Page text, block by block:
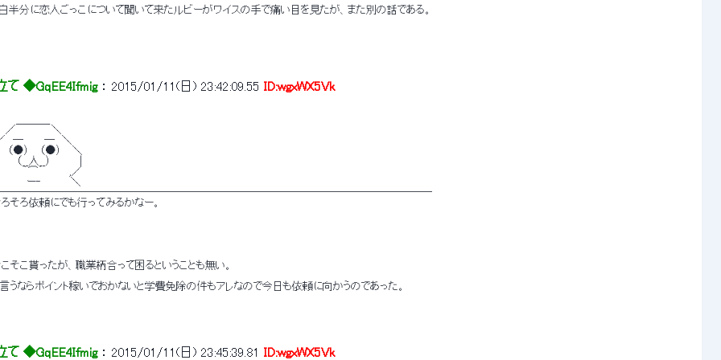
半分に恋人ごっこについて聞いて来たルビーがワイスの手で痛い目を見たが、また別の話である。
て ◆GqEE4Ifmig ： 2015/01/11(日) 23:42:09.55 ID:wgxWX5Vk
　＼
─　＼
（●） 　＼
__）　　 　 |
　　　,／
‐　　　　＼
ろそろ依頼にでも行ってみるかなー。
そこ貰ったが、職業柄合って困るということも無い。
うならポイント稼いでおかないと学費免除の件もアレなので今日も依頼に向かうのであった。
て ◆GqEE4Ifmig ： 2015/01/11(日) 23:45:39.81 ID:wgxWX5Vk